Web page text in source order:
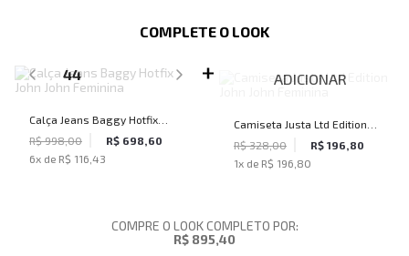
COMPLETE O LOOK
44
Calça Jeans Baggy Hotfix
John John Feminina
R$ 998,00
R$ 698,60
6x de R$ 116,43
ADICIONAR
Camiseta Justa Ltd Edition
John John Feminina
R$ 328,00
R$ 196,80
1x de R$ 196,80
COMPRE O LOOK COMPLETO POR:
R$ 895,40